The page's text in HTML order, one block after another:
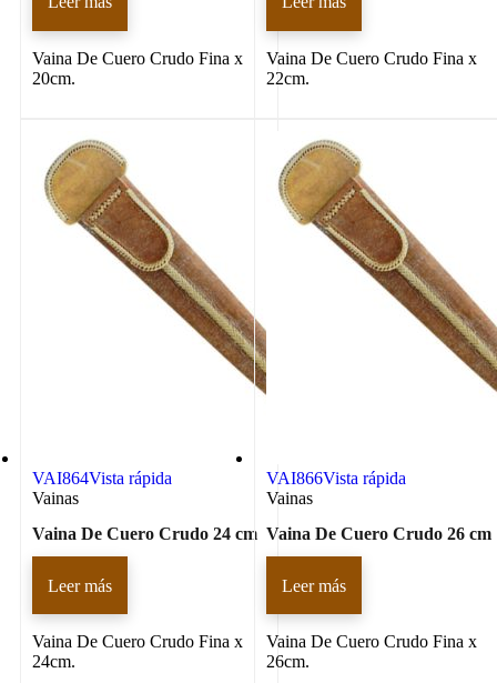
Vaina De Cuero Crudo Fina x
20cm.
Vaina De Cuero Crudo Fina x
22cm.
VAI864Vista rápida
Vainas
Vaina De Cuero Crudo 24 cm
Leer más
Vaina De Cuero Crudo Fina x
24cm.
VAI866Vista rápida
Vainas
Vaina De Cuero Crudo 26 cm
Leer más
Vaina De Cuero Crudo Fina x
26cm.